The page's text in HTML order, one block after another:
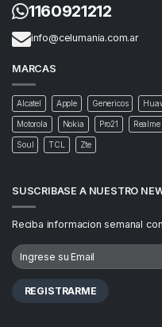
1160921212
info@celumania.com.ar
MARCAS
Alcatel Apple Genericos
Motorola Nokia Pro21 Realme
Soul TCL Zte
SUSCRIBASE A NUESTRO
Reciba informacion semanal